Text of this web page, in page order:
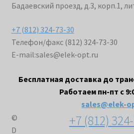
Бадаевский проезд, д.3, корп.1,
+7 (812) 324-73-30
Телефон/факс (812) 324-73-30
E-mail:sales@elek-opt.ru
Бесплатная доставка до
Работаем пн-пт с
sales@elek-
+7 (812)
©
D